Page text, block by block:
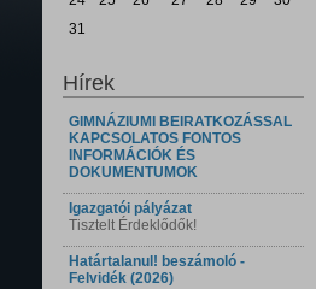
31
Hírek
GIMNÁZIUMI BEIRATKOZÁSSAL
KAPCSOLATOS FONTOS
INFORMÁCIÓK ÉS
DOKUMENTUMOK
Igazgatói pályázat
Tisztelt Érdeklődők!
Határtalanul! beszámoló -
Felvidék (2026)